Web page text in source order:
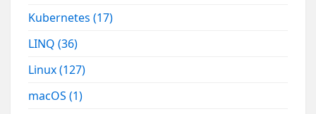
Kubernetes(17)
LINQ(36)
Linux(127)
macOS(1)